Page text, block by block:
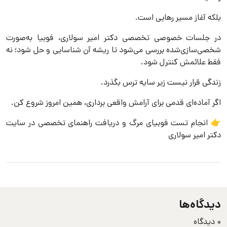
بلکه آغاز مسیر رهایی است.
در جلسات خصوصی تخصصی دکتر امیر سولاری، فوبیا به‌صورت
شخصی‌سازی‌شده بررسی می‌شود تا ریشه آن شناسایی و حل شود؛ نه
فقط علائمش کنترل شود.
زندگی قرار نیست زیر سایه ترس بگذرد.
اگر آماده‌ای قدمی برای آرامش واقعی برداری، همین امروز شروع کن.
👉 انجام تست فوبیای مرگ و دریافت راهنمای تخصصی در سایت
دکتر امیر سولاری
دیدگاه‌ها
دیدگاه